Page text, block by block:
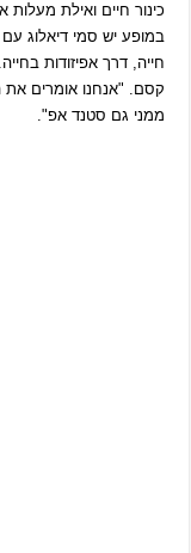
במופע יש סמי דיאלוג
חייה, דרך אפיזודות
קסם. "אנחנו אומרים את
ממני גם סטנד אפ".